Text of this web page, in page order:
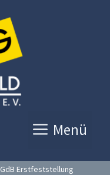
Menü
GdB Erstfeststellung